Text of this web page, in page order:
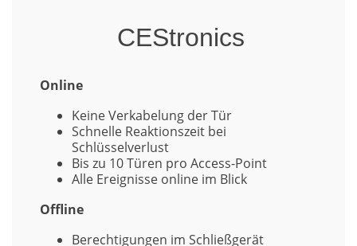
CEStronics
Online
Keine Verkabelung der Tür
Schnelle Reaktionszeit bei
Schlüsselverlust
Bis zu 10 Türen pro Access-Point
Alle Ereignisse online im Blick
Offline
Berechtigungen im Schließgerät